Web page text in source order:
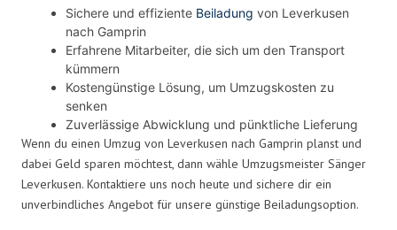
Sichere und effiziente Beiladung von Leverkusen
nach Gamprin
Erfahrene Mitarbeiter, die sich um den Transport
kümmern
Kostengünstige Lösung, um Umzugskosten zu
senken
Zuverlässige Abwicklung und pünktliche Lieferung
Wenn du einen Umzug von Leverkusen nach Gamprin planst und
dabei Geld sparen möchtest, dann wähle Umzugsmeister Sänger
Leverkusen. Kontaktiere uns noch heute und sichere dir ein
unverbindliches Angebot für unsere günstige Beiladungsoption.